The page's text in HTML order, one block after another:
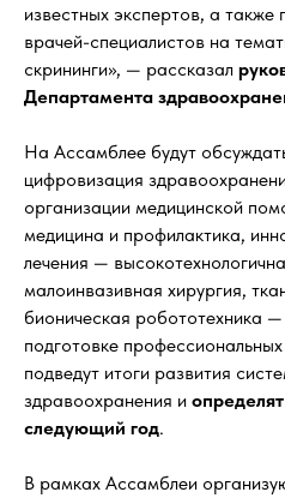
известных экспертов, а также
врачей-специалистов на
скрининги», — рассказал
Департамента
На Ассамблее будут
цифровизация
организации медицинской
медицина и профилактика,
лечения —
малоинвазивная хирургия,
бионическая робототехника
подготовке
подведут итоги развития
здравоохранения и
следующий год.
В рамках Ассамблеи